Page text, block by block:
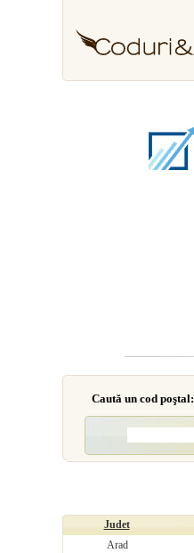
Caută un cod poştal:
Judet
Arad